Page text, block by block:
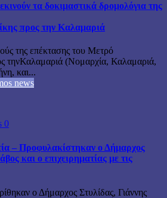
τα δοκιμαστικά δρομολόγια της
προς την Καλαμαριά
της επέκτασης του Μετρό
τηνΚαλαμαριά (Νομαρχία, Καλαμαριά,
και...
news
0
– Προφυλακίστηκαν ο Δήμαρχος
και ο επιχειρηματίας με τις
ο Δήμαρχος Στυλίδας, Γιάννης